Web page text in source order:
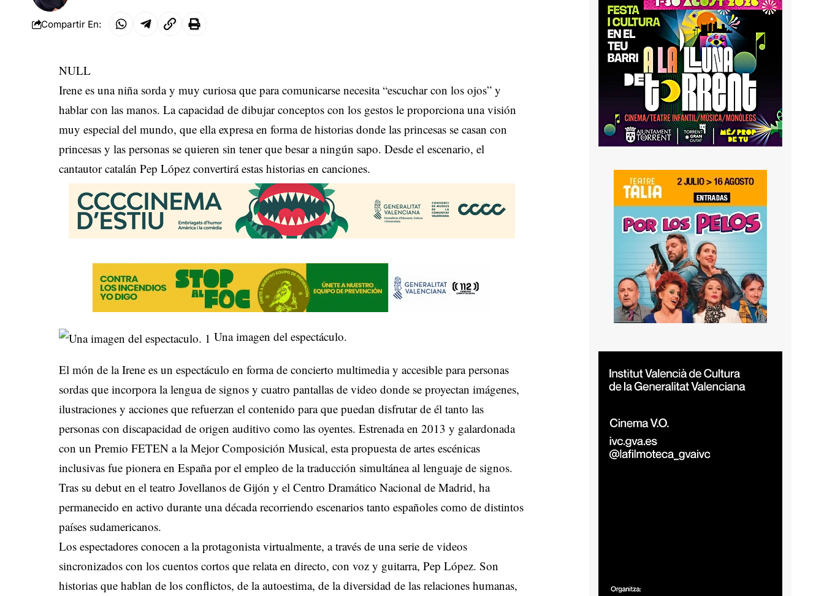
Compartir En:
NULL
Irene es una niña sorda y muy curiosa que para comunicarse necesita “escuchar con los ojos” y
hablar con las manos. La capacidad de dibujar conceptos con los gestos le proporciona una visión
muy especial del mundo, que ella expresa en forma de historias donde las princesas se casan con
princesas y las personas se quieren sin tener que besar a ningún sapo. Desde el escenario, el
cantautor catalán Pep López convertirá estas historias en canciones.
Una imagen del espectáculo.
El món de la Irene es un espectáculo en forma de concierto multimedia y accesible para personas
sordas que incorpora la lengua de signos y cuatro pantallas de video donde se proyectan imágenes,
ilustraciones y acciones que refuerzan el contenido para que puedan disfrutar de él tanto las
personas con discapacidad de origen auditivo como las oyentes. Estrenada en 2013 y galardonada
con un Premio FETEN a la Mejor Composición Musical, esta propuesta de artes escénicas
inclusivas fue pionera en España por el empleo de la traducción simultánea al lenguaje de signos.
Tras su debut en el teatro Jovellanos de Gijón y el Centro Dramático Nacional de Madrid, ha
permanecido en activo durante una década recorriendo escenarios tanto españoles como de distintos
países sudamericanos.
Los espectadores conocen a la protagonista virtualmente, a través de una serie de videos
sincronizados con los cuentos cortos que relata en directo, con voz y guitarra, Pep López. Son
historias que hablan de los conflictos, de la autoestima, de la diversidad de las relaciones humanas,